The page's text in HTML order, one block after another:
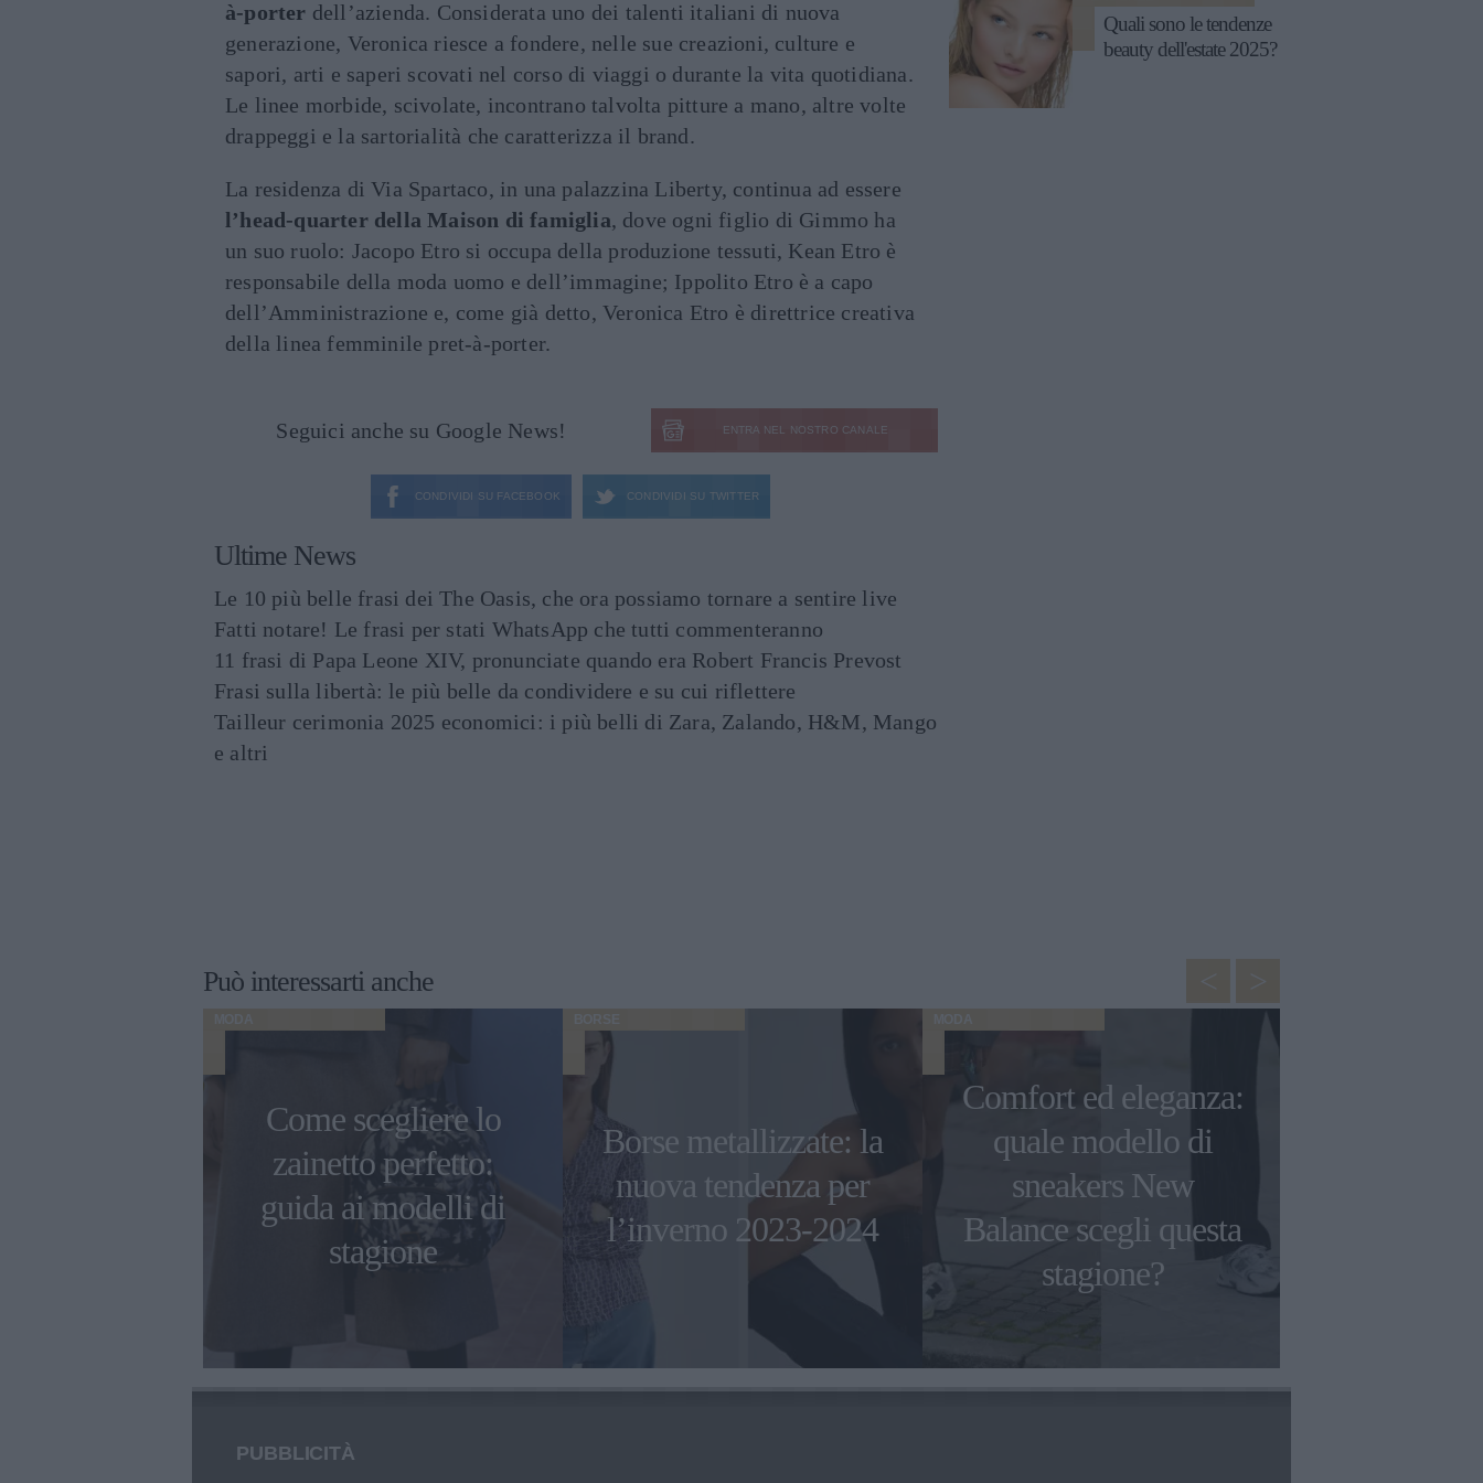
à-porter dell’azienda. Considerata uno dei talenti italiani di nuova
generazione, Veronica riesce a fondere, nelle sue creazioni, culture e
sapori, arti e saperi scovati nel corso di viaggi o durante la vita quotidiana.
Le linee morbide, scivolate, incontrano talvolta pitture a mano, altre volte
drappeggi e la sartorialità che caratterizza il brand.
La residenza di Via Spartaco, in una palazzina Liberty, continua ad essere
l’head-quarter della Maison di famiglia, dove ogni figlio di Gimmo ha
un suo ruolo: Jacopo Etro si occupa della produzione tessuti, Kean Etro è
responsabile della moda uomo e dell’immagine; Ippolito Etro è a capo
dell’Amministrazione e, come già detto, Veronica Etro è direttrice creativa
della linea femminile pret-à-porter.
Seguici anche su Google News! ENTRA NEL NOSTRO CANALE
CONDIVIDI SU FACEBOOK CONDIVIDI SU TWITTER
Ultime News
Le 10 più belle frasi dei The Oasis, che ora possiamo tornare a sentire live
Fatti notare! Le frasi per stati WhatsApp che tutti commenteranno
11 frasi di Papa Leone XIV, pronunciate quando era Robert Francis Prevost
Frasi sulla libertà: le più belle da condividere e su cui riflettere
Tailleur cerimonia 2025 economici: i più belli di Zara, Zalando, H&M, Mango
e altri
Quali sono le tendenze
beauty dell'estate 2025?
Può interessarti anche
MODA
Come scegliere lo
zainetto perfetto:
guida ai modelli di
stagione
BORSE
Borse metallizzate: la
nuova tendenza per
l’inverno 2023-2024
MODA
Comfort ed eleganza:
quale modello di
sneakers New
Balance scegli questa
stagione?
PUBBLICITÀ